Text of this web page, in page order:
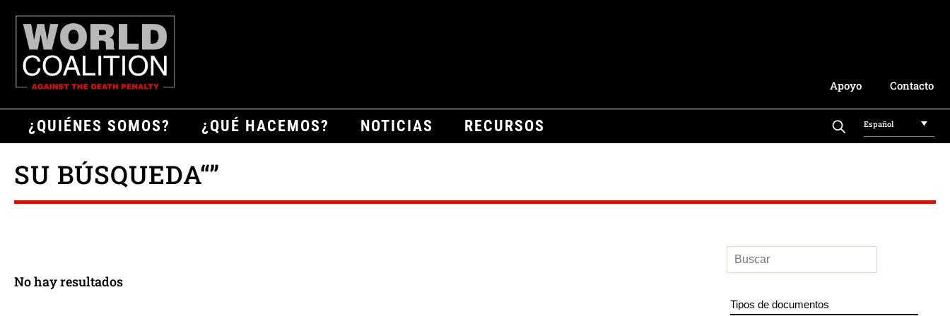
Apoyo Contacto
¿QUIÉNES SOMOS? ¿QUÉ HACEMOS? NOTICIAS RECURSOS Español
SU BÚSQUEDA“”
No hay resultados